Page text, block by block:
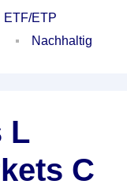
ETF/ETP
Nachhaltig
L
C